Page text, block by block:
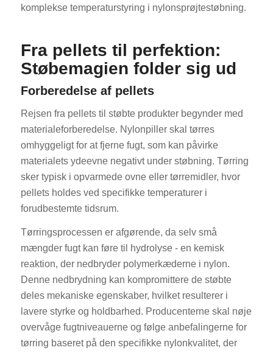
komplekse temperaturstyring i nylonsprøjtestøbning.
Fra pellets til perfektion:
Støbemagien folder sig ud
Forberedelse af pellets
Rejsen fra pellets til støbte produkter begynder med
materialeforberedelse. Nylonpiller skal tørres
omhyggeligt for at fjerne fugt, som kan påvirke
materialets ydeevne negativt under støbning. Tørring
sker typisk i opvarmede ovne eller tørremidler, hvor
pellets holdes ved specifikke temperaturer i
forudbestemte tidsrum.
Tørringsprocessen er afgørende, da selv små
mængder fugt kan føre til hydrolyse - en kemisk
reaktion, der nedbryder polymerkæderne i nylon.
Denne nedbrydning kan kompromittere de støbte
deles mekaniske egenskaber, hvilket resulterer i
lavere styrke og holdbarhed. Producenterne skal nøje
overvåge fugtniveauerne og følge anbefalingerne for
tørring baseret på den specifikke nylonkvalitet, der